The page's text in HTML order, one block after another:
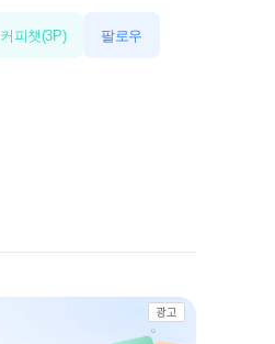
커피챗(3P) 팔로우
광고